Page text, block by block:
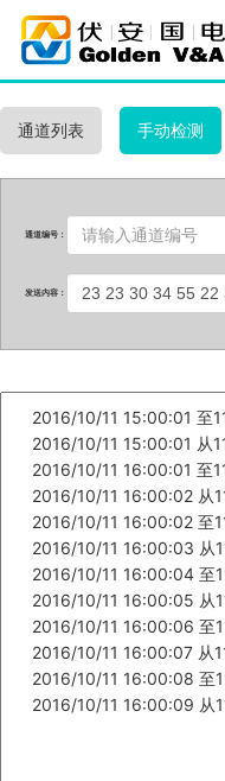
通道列表 手动检测
通道编号：
发送内容：